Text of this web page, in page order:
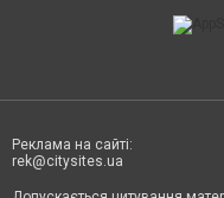
Реклама на сайті:
rek@citysites.ua